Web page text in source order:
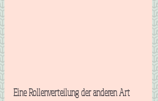
Eine Rollenverteilung der anderen Art